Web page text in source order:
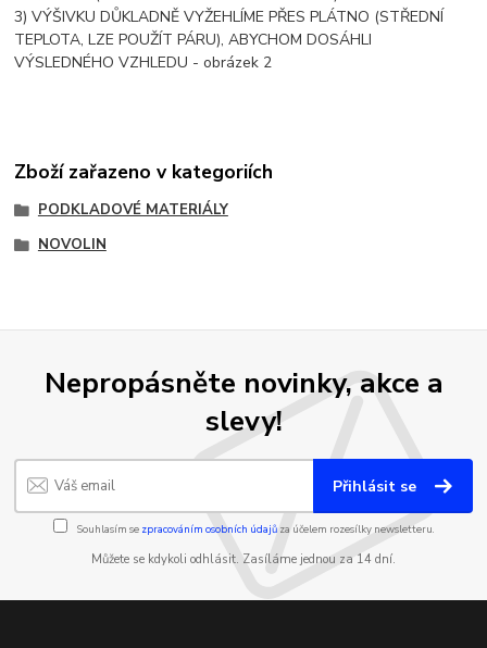
3) VÝŠIVKU DŮKLADNĚ VYŽEHLÍME PŘES PLÁTNO (STŘEDNÍ
TEPLOTA, LZE POUŽÍT PÁRU), ABYCHOM DOSÁHLI
VÝSLEDNÉHO VZHLEDU - obrázek 2
Zboží zařazeno v kategoriích
PODKLADOVÉ MATERIÁLY
NOVOLIN
Nepropásněte novinky, akce a
slevy!
Přihlásit se
Souhlasím se zpracováním osobních údajůza účelem rozesílky newsletteru.
Můžete se kdykoli odhlásit. Zasíláme jednou za 14 dní.